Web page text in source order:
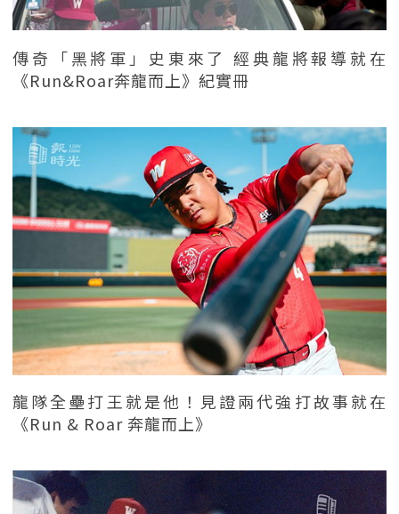
傳奇「黑將軍」史東來了 經典龍將報導就在
《Run&Roar奔龍而上》紀實冊
龍隊全壘打王就是他！見證兩代強打故事就在
《Run & Roar 奔龍而上》